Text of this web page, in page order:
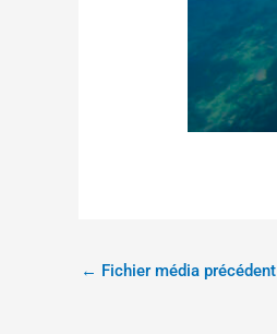
← Fichier média précédent